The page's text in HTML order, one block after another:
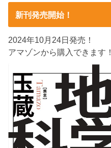
新刊発売開始！
2024年10月24日発売！
アマゾンから購入できます！